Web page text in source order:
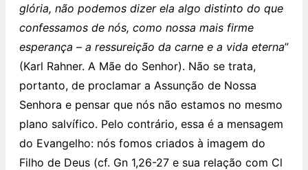
glória, não podemos dizer ela algo distinto do que
confessamos de nós, como nossa mais firme
esperança – a ressureição da carne e a vida eterna”
(Karl Rahner. A Mãe do Senhor). Não se trata,
portanto, de proclamar a Assunção de Nossa
Senhora e pensar que nós não estamos no mesmo
plano salvífico. Pelo contrário, essa é a mensagem
do Evangelho: nós fomos criados à imagem do
Filho de Deus (cf. Gn 1,26-27 e sua relação com Cl